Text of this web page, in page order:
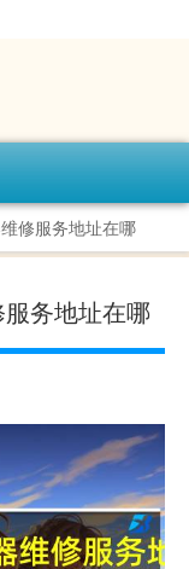
修服务地址在哪
务地址在哪